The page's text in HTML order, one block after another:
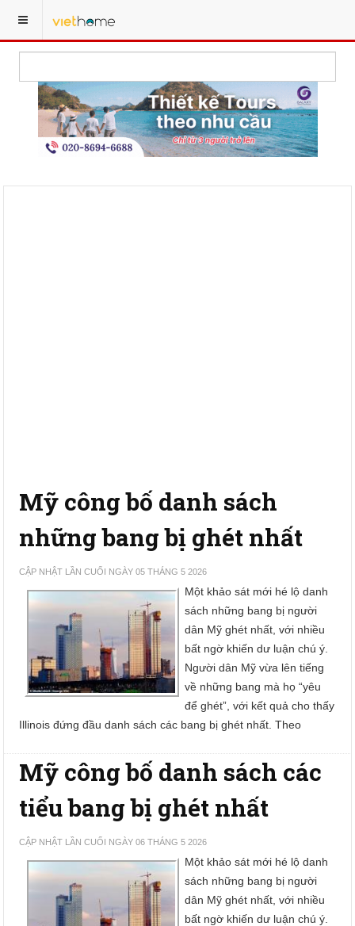
Mỹ công bố danh sách
những bang bị ghét nhất
CẬP NHẬT LẦN CUỐI NGÀY 05 THÁNG 5 2026
Một khảo sát mới hé lộ danh
sách những bang bị người
dân Mỹ ghét nhất, với nhiều
bất ngờ khiến dư luận chú ý.
Người dân Mỹ vừa lên tiếng
về những bang mà họ “yêu
để ghét”, với kết quả cho thấy
Illinois đứng đầu danh sách các bang bị ghét nhất. Theo
Mỹ công bố danh sách các
tiểu bang bị ghét nhất
CẬP NHẬT LẦN CUỐI NGÀY 06 THÁNG 5 2026
Một khảo sát mới hé lộ danh
sách những bang bị người
dân Mỹ ghét nhất, với nhiều
bất ngờ khiến dư luận chú ý.